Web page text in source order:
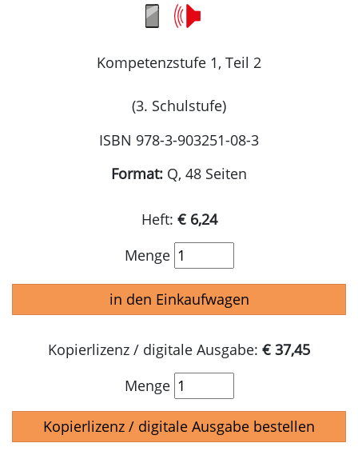
Kompetenzstufe 1, Teil 2
(3. Schulstufe)
ISBN 978-3-903251-08-3
Format: Q, 48 Seiten
Heft: € 6,24
Menge
in den Einkaufwagen
Kopierlizenz / digitale Ausgabe: € 37,45
Menge
Kopierlizenz / digitale Ausgabe bestellen